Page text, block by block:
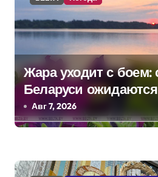
и
с
я
м
Жара уходит с боем:
Беларуси
грозы
Авг 7, 2026